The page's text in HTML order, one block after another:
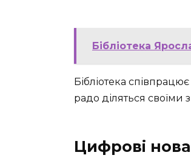
Бібліотека
Бібліотека
радо діляться своїми
Цифрові